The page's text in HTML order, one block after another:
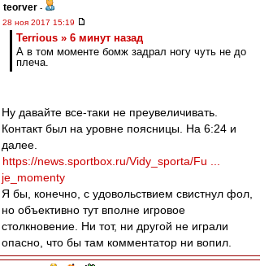
teorver -
28 ноя 2017 15:19
Terrious » 6 минут назад
А в том моменте бомж задрал ногу чуть не до
плеча.
Ну давайте все-таки не преувеличивать.
Контакт был на уровне поясницы. На 6:24 и
далее.
https://news.sportbox.ru/Vidy_sporta/Fu ...
je_momenty
Я бы, конечно, с удовольствием свистнул фол,
но объективно тут вполне игровое
столкновение. Ни тот, ни другой не играли
опасно, что бы там комментатор ни вопил.